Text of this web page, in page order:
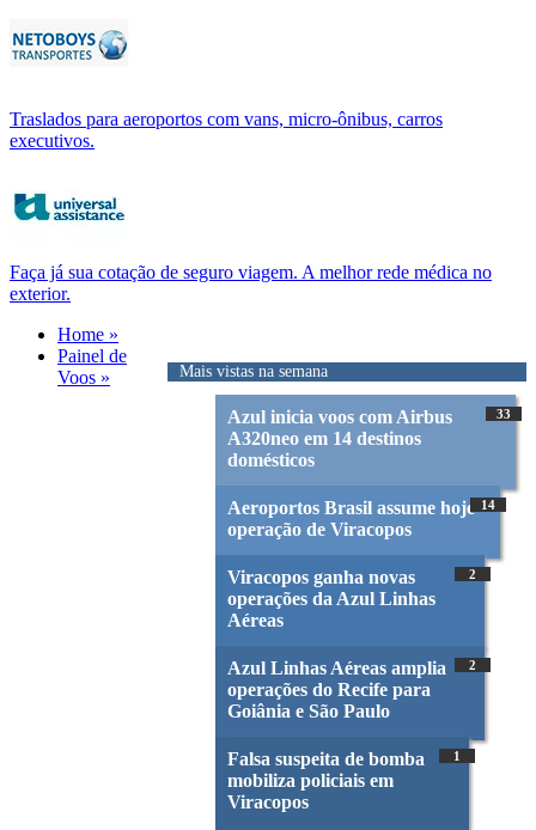
Traslados para aeroportos com vans, micro-ônibus, carros
executivos.
Faça já sua cotação de seguro viagem. A melhor rede médica no
exterior.
Mais vistas na semana
Azul inicia voos com Airbus
A320neo em 14 destinos
domésticos
33
Aeroportos Brasil assume hoje
operação de Viracopos
14
Viracopos ganha novas
operações da Azul Linhas
Aéreas
2
Azul Linhas Aéreas amplia
operações do Recife para
Goiânia e São Paulo
2
Falsa suspeita de bomba
mobiliza policiais em
Viracopos
1
Home »
Painel de
Voos »